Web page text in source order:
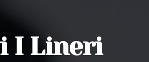
I Lineri